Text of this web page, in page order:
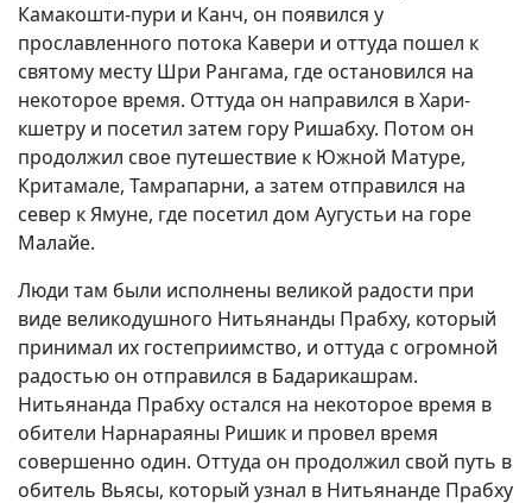
Камакошти-пури и Канч, он появился у
прославленного потока Кавери и оттуда пошел к
святому месту Шри Рангама, где остановился на
некоторое время. Оттуда он направился в Хари-
кшетру и посетил затем гору Ришабху. Потом он
продолжил свое путешествие к Южной Матуре,
Критамале, Тамрапарни, а затем отправился на
север к Ямуне, где посетил дом Аугустьи на горе
Малайе.
Люди там были исполнены великой радости при
виде великодушного Нитьянанды Прабху, который
принимал их гостеприимство, и оттуда с огромной
радостью он отправился в Бадарикашрам.
Нитьянанда Прабху остался на некоторое время в
обители Нарнараяны Ришик и провел время
совершенно один. Оттуда он продолжил свой путь в
обитель Вьясы, который узнал в Нитьянанде Прабху